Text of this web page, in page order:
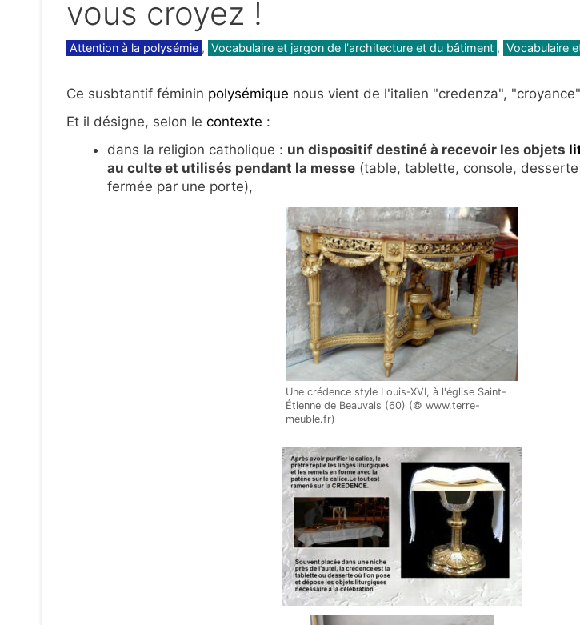
vous croyez !
Catégories
Attention à la polysémie , Vocabulaire et jargon de l'architecture et du bâtiment , Vocabulaire
Ce susbtantif féminin polysémique nous vient de l'italien "credenza",
Et il désigne, selon le contexte :
dans la religion catholique : un dispositif destiné à recevoir les objets
au culte et utilisés pendant la messe (table, tablette, console,
fermée par une porte),
Une crédence style Louis-XVI, à l'église Saint-
Étienne de Beauvais (60) (© www.terre-
meuble.fr)